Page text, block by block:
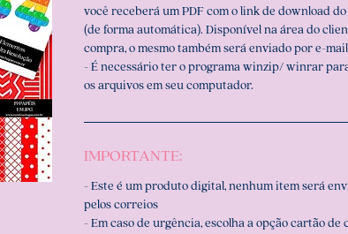
você receberá um PDF com o link de download
(de forma automática). Disponível na área do
compra, o mesmo também será enviado por e-
- É necessário ter o programa winzip/ winrar
os arquivos em seu computador.
IMPORTANTE:
- Este é um produto digital, nenhum item será
pelos correios
- Em caso de urgência, escolha a opção cartão de